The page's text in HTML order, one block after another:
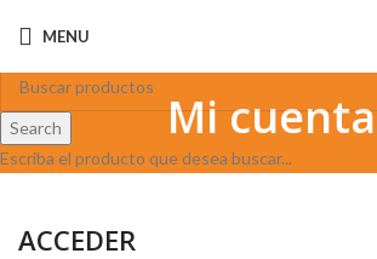
MENU
Mi cuenta
ACCEDER
Search
Escriba el producto que desea buscar...